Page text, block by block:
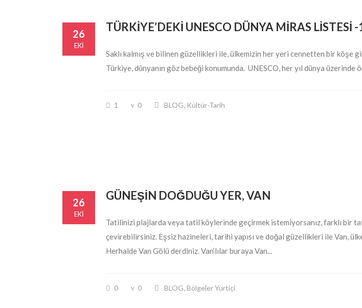
26
EKI
TÜRKİYE’DEKİ UNESCO DÜNYA MİRAS LİSTESİ -
Saklı kalmış ve bilinen güzellikleri ile, ülkemizin her yeri cennetten bir
Türkiye, dünyanın göz bebeği konumunda. UNESCO, her yıl dünya
1 0 BLOG, Kültür-Tarih
26
EKI
GÜNEŞİN DOĞDUĞU YER, VAN
Tatilinizi plajlarda veya tatil köylerinde geçirmek istemiyorsanız, farklı bir
çevirebilirsiniz. Eşsiz hazineleri, tarihi yapısı ve doğal güzellikleri ile Van,
Herhalde Van Gölü derdiniz. Van’lılar buraya Van...
0 0 BLOG,Bölgeler Yurtiçi